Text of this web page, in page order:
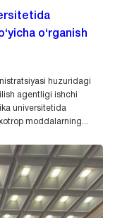
o‘rganish
huzuridagi
agentligi ishchi
universitetida
moddalarning...